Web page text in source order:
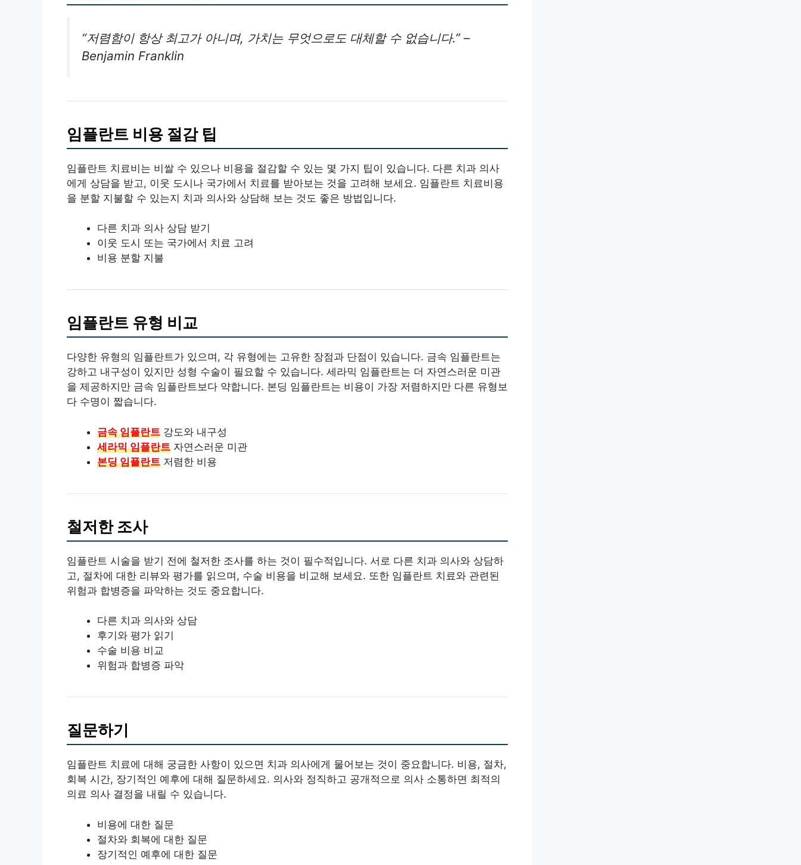
“저렴함이 항상 최고가 아니며, 가치는 무엇으로도 대체할 수 없습니다.” –
Benjamin Franklin
임플란트 비용 절감 팁
임플란트 치료비는 비쌀 수 있으나 비용을 절감할 수 있는 몇 가지 팁이 있습니다. 다른 치과 의사
에게 상담을 받고, 이웃 도시나 국가에서 치료를 받아보는 것을 고려해 보세요. 임플란트 치료비용
을 분할 지불할 수 있는지 치과 의사와 상담해 보는 것도 좋은 방법입니다.
다른 치과 의사 상담 받기
이웃 도시 또는 국가에서 치료 고려
비용 분할 지불
임플란트 유형 비교
다양한 유형의 임플란트가 있으며, 각 유형에는 고유한 장점과 단점이 있습니다. 금속 임플란트는
강하고 내구성이 있지만 성형 수술이 필요할 수 있습니다. 세라믹 임플란트는 더 자연스러운 미관
을 제공하지만 금속 임플란트보다 약합니다. 본딩 임플란트는 비용이 가장 저렴하지만 다른 유형보
다 수명이 짧습니다.
금속 임플란트 강도와 내구성
세라믹 임플란트 자연스러운 미관
본딩 임플란트 저렴한 비용
철저한 조사
임플란트 시술을 받기 전에 철저한 조사를 하는 것이 필수적입니다. 서로 다른 치과 의사와 상담하
고, 절차에 대한 리뷰와 평가를 읽으며, 수술 비용을 비교해 보세요. 또한 임플란트 치료와 관련된
위험과 합병증을 파악하는 것도 중요합니다.
다른 치과 의사와 상담
후기와 평가 읽기
수술 비용 비교
위험과 합병증 파악
질문하기
임플란트 치료에 대해 궁금한 사항이 있으면 치과 의사에게 물어보는 것이 중요합니다. 비용, 절차,
회복 시간, 장기적인 예후에 대해 질문하세요. 의사와 정직하고 공개적으로 의사 소통하면 최적의
의료 의사 결정을 내릴 수 있습니다.
비용에 대한 질문
절차와 회복에 대한 질문
장기적인 예후에 대한 질문